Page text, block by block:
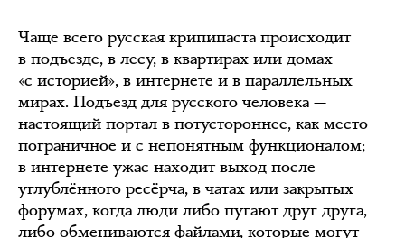
Чаще всего русская крипипаста происходит
в подъезде, в лесу, в квартирах или домах
«с историей», в интернете и в параллельных
мирах. Подъезд для русского человека —
настоящий портал в потустороннее, как место
пограничное и с непонятным функционалом;
в интернете ужас находит выход после
углублённого ресёрча, в чатах или закрытых
форумах, когда люди либо пугают друг друга,
либо обмениваются файлами, которые могут